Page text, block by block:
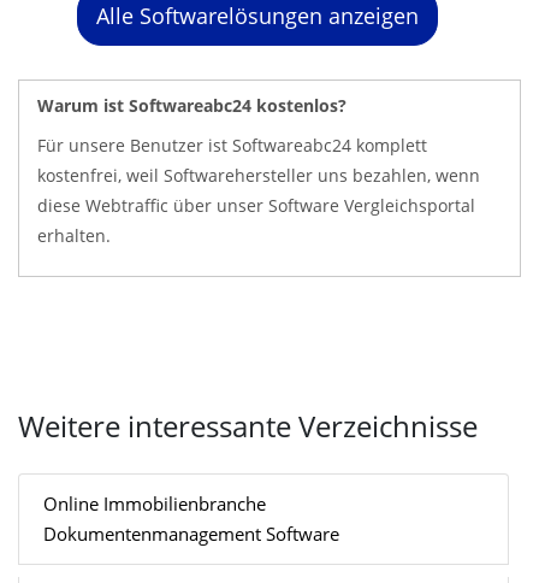
Alle Softwarelösungen anzeigen
Warum ist Softwareabc24 kostenlos?
Für unsere Benutzer ist Softwareabc24 komplett
kostenfrei, weil Softwarehersteller uns bezahlen, wenn
diese Webtraffic über unser Software Vergleichsportal
erhalten.
Weitere interessante Verzeichnisse
Online Immobilienbranche
Dokumentenmanagement Software